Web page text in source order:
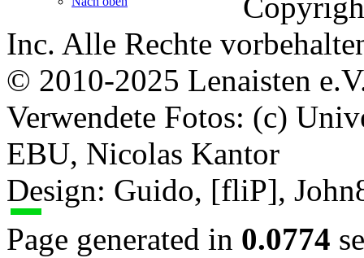
Inc. Alle Rechte
© 2010-2025 Lenaisten
Verwendete Fotos: (c)
EBU, Nicolas Kantor
Design: Guido, [fliP],
Page generated in 0.0774